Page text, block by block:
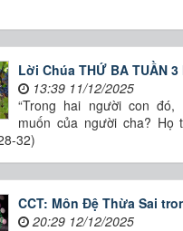
Lời Chúa THỨ BA TUẦN 3
13:39 11/12/2025
“Trong hai người con
muốn của người cha? Họ
32)
CCT: Môn Đệ Thừa Sai
20:29 12/12/2025